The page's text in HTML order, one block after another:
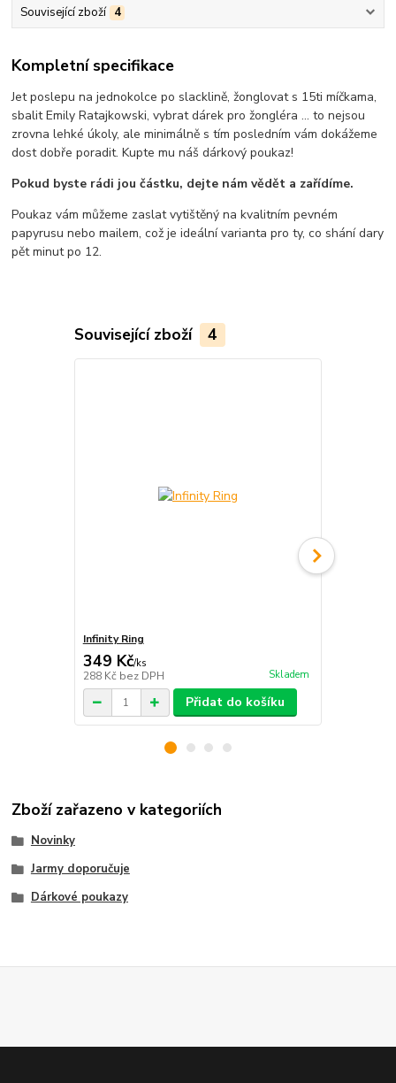
Související zboží 4
Kompletní specifikace
Jet poslepu na jednokolce po slacklině, žonglovat s 15ti míčkama,
sbalit Emily Ratajkowski, vybrat dárek pro žongléra ... to nejsou
zrovna lehké úkoly, ale minimálně s tím posledním vám dokážeme
dost dobře poradit. Kupte mu náš dárkový poukaz!
Pokud byste rádi jou částku, dejte nám vědět a zařídíme.
Poukaz vám můžeme zaslat vytištěný na kvalitním pevném
papyrusu nebo mailem, což je ideální varianta pro ty, co shání dary
pět minut po 12.
Související zboží 4
Infinity Ring
349 Kč/ks
288 Kč bez DPH Skladem
Přidat do košíku
Zboží zařazeno v kategoriích
Novinky
Jarmy doporučuje
Dárkové poukazy